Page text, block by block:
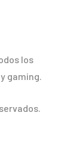
los
gaming.